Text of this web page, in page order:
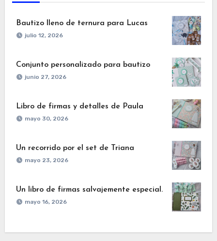
Bautizo lleno de ternura para Lucas
julio 12, 2026
Conjunto personalizado para bautizo
junio 27, 2026
Libro de firmas y detalles de Paula
mayo 30, 2026
Un recorrido por el set de Triana
mayo 23, 2026
Un libro de firmas salvajemente especial.
mayo 16, 2026